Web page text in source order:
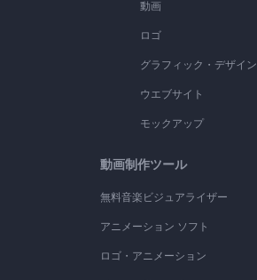
動画
ロゴ
グラフィック・デザイン
ウエブサイト
モックアップ
動画制作ツール
無料音楽ビジュアライザー
アニメーション ソフト
ロゴ・アニメーション